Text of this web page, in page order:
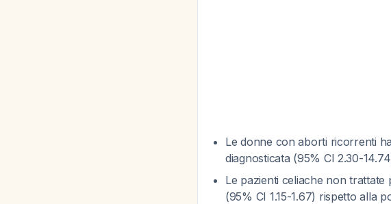
Le donne con aborti ricorrenti
diagnosticata (95% CI 2.30-
Le pazienti celiache non
(95% CI 1.15-1.67) rispetto alla